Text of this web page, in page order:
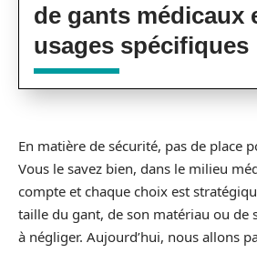
de gants médicaux
usages spécifiques
En matière de sécurité, pas de place
Vous le savez bien, dans le milieu
compte et chaque choix est
taille du gant, de son matériau ou de
à négliger. Aujourd’hui, nous allons